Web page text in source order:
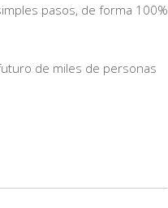
pasos, de forma 100%
de miles de personas